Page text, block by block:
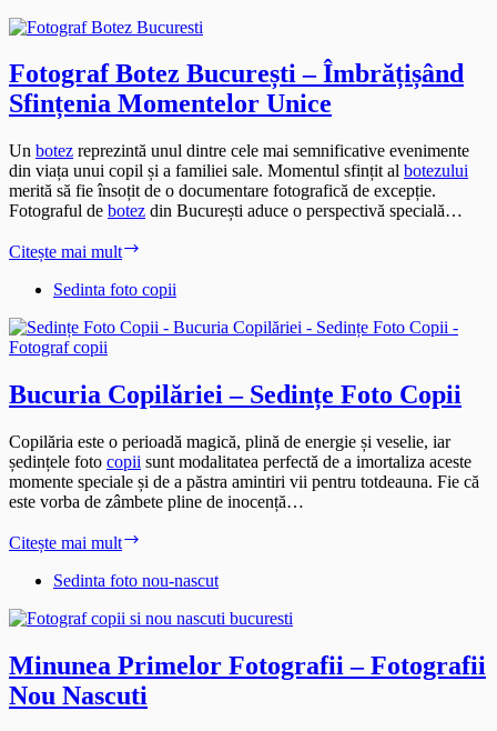
Fotograf Botez București – Îmbrățișând
Sfințenia Momentelor Unice
Un botez reprezintă unul dintre cele mai semnificative evenimente
din viața unui copil și a familiei sale. Momentul sfințit al botezului
merită să fie însoțit de o documentare fotografică de excepție.
Fotograful de botez din București aduce o perspectivă specială…
Citește mai mult
București
Îmbrățișând
Unice
Sedinta foto copii
Bucuria Copilăriei – Sedințe Foto Copii
Copilăria este o perioadă magică, plină de energie și veselie, iar
ședințele foto copii sunt modalitatea perfectă de a imortaliza aceste
momente speciale și de a păstra amintiri vii pentru totdeauna. Fie că
este vorba de zâmbete pline de inocență…
Citește mai mult
–
Foto
Sedinta foto nou-nascut
Minunea Primelor Fotografii – Fotografii
Nou Nascuti